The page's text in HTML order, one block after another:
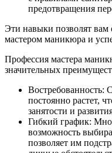
предотвращения
Эти навыки позволят
мастером маникюра и
Профессия мастера
значительных
Востребованность:
постоянно растет,
занятости и
Гибкий график:
возможность
позволяет им